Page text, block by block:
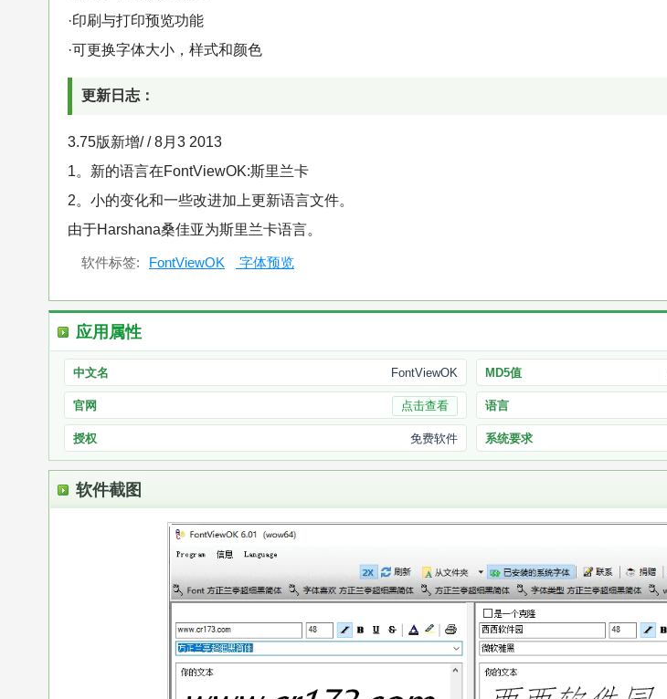
·印刷与打印预览功能
·可更换字体大小，样式和颜色
更新日志：
3.75版新增/ / 8月3 2013
1。新的语言在FontViewOK:斯里兰卡
2。小的变化和一些改进加上更新语言文件。
由于Harshana桑佳亚为斯里兰卡语言。
软件标签: FontViewOK 字体预览
应用属性
中文名 FontViewOK MD5值
官网 点击查看 语言
授权 免费软件 系统要求
软件截图